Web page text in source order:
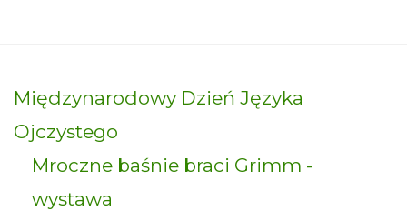
Międzynarodowy Dzień Języka
Ojczystego
Mroczne baśnie braci Grimm -
wystawa